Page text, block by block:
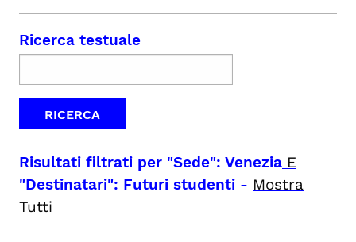
Ricerca testuale
Risultati filtrati per "Sede": Venezia E
"Destinatari": Futuri studenti - Mostra
Tutti